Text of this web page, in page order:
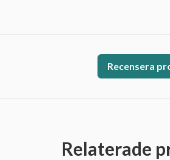
Recensera
Relaterade